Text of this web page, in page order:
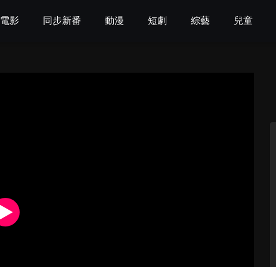
電影 同步新番 動漫 短劇 綜藝 兒童